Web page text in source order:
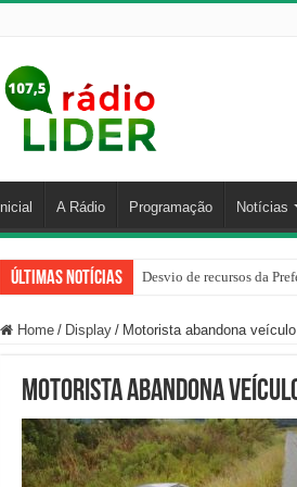
Inicial A Rádio Programação Notícias
Últimas Notícias Desvio de recursos da
Home / Display / Motorista abandona
Motorista abandona